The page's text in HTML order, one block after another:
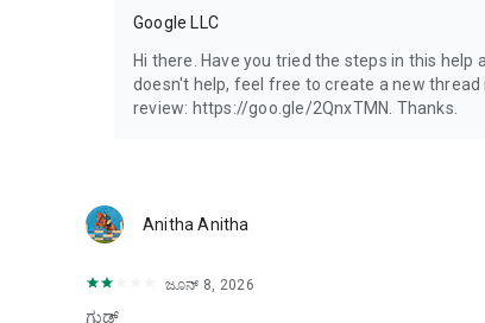
Google LLC
Hi there. Have you tried the steps in this
doesn't help, feel free to create a new
review: https://goo.gle/2QnxTMN. Thanks.
Anitha Anitha
ಜೂನ್ 8, 2026
ಗುಡ್